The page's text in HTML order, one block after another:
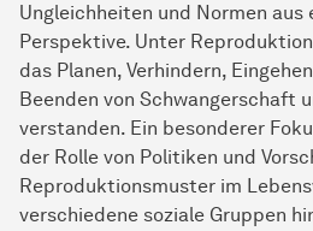
Ungleichheiten und Normen aus
Perspektive. Unter
das Planen, Verhindern,
Beenden von Schwangerschaft
verstanden. Ein besonderer
der Rolle von Politiken und
Reproduktionsmuster im
verschiedene soziale Gruppen